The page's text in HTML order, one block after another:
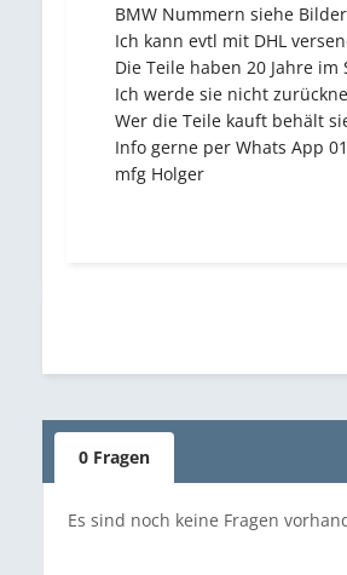
BMW Nummern siehe
Ich kann evtl mit DHL
Die Teile haben 20 Jahre
Ich werde sie nicht
Wer die Teile kauft behält
Info gerne per Whats App
mfg Holger
0 Fragen
Es sind noch keine Fragen